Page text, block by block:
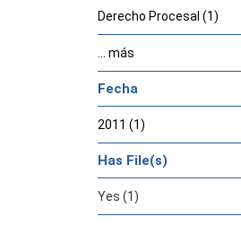
Derecho Procesal (1)
... más
Fecha
2011 (1)
Has File(s)
Yes (1)